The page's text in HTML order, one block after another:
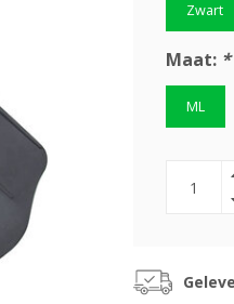
Zwart
Maat: *
ML